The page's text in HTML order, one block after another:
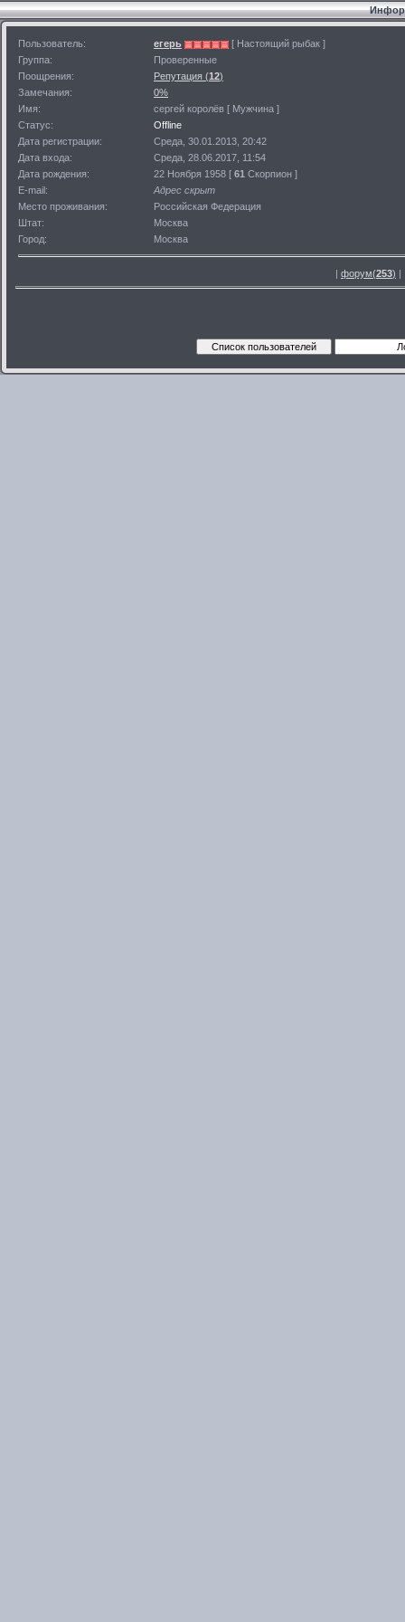
Пользователь: егерь
[ Настоящий рыбак ]
Группа:
Проверенные
Поощрения:
Репутация (12)
Замечания:
0%
Имя:
сергей королёв [ Мужчина ]
Статус:
Offline
Дата регистрации:
Среда, 30.01.2013, 20:42
Дата входа:
Среда, 28.06.2017, 11:54
Дата рождения:
22 Ноября 1958 [ 61 Скорпион ]
E-mail:
Адрес скрыт
Место проживания:
Российская Федерация
Штат:
Москва
Город:
Москва
| форум(253) |